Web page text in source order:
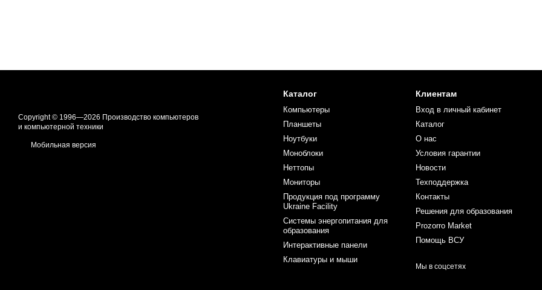
Copyright © 1996—2026 Производство компьютеров
и компьютерной техники
Мобильная версия
Каталог
Компьютеры
Планшеты
Ноутбуки
Моноблоки
Неттопы
Мониторы
Продукция под программу
Ukraine Facility
Системы энергопитания для
образования
Интерактивные панели
Клавиатуры и мыши
Клиентам
Вход в личный кабинет
Каталог
О нас
Условия гарантии
Новости
Техподдержка
Контакты
Решения для образования
Prozorro Market
Помощь ВСУ
Мы в соцсетях